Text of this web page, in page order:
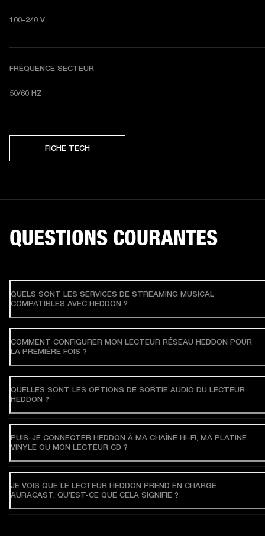
100-240 V
FRÉQUENCE SECTEUR
50/60 HZ
FICHE TECH
QUESTIONS COURANTES
QUELS SONT LES SERVICES DE STREAMING MUSICAL
COMPATIBLES AVEC HEDDON ?
COMMENT CONFIGURER MON LECTEUR RÉSEAU HEDDON POUR
LA PREMIÈRE FOIS ?
QUELLES SONT LES OPTIONS DE SORTIE AUDIO DU LECTEUR
HEDDON ?
PUIS-JE CONNECTER HEDDON À MA CHAÎNE HI-FI, MA PLATINE
VINYLE OU MON LECTEUR CD ?
JE VOIS QUE LE LECTEUR HEDDON PREND EN CHARGE
AURACAST. QU’EST-CE QUE CELA SIGNIFIE ?